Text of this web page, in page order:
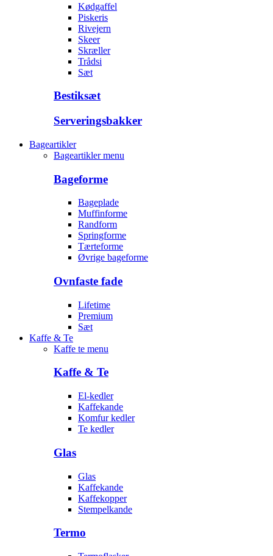
Kødgaffel
Piskeris
Rivejern
Skeer
Skræller
Trådsi
Sæt
Bestiksæt
Serveringsbakker
Bageartikler
Bageartikler menu
Bageforme
Bageplade
Muffinforme
Randform
Springforme
Tærteforme
Øvrige bageforme
Ovnfaste fade
Lifetime
Premium
Sæt
Kaffe & Te
Kaffe te menu
Kaffe & Te
El-kedler
Kaffekande
Komfur kedler
Te kedler
Glas
Glas
Kaffekande
Kaffekopper
Stempelkande
Termo